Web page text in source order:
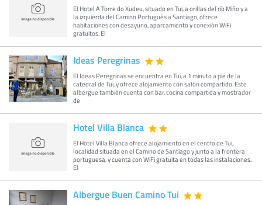
El Hotel A Torre do Xudeu, situado en Tui, a orillas del río Miño y a
la izquierda del Camino Portugués a Santiago, ofrece
habitaciones con desayuno, aparcamiento y conexión WiFi
gratuitos. El
Ideas Peregrinas
El Ideas Peregrinas se encuentra en Tui, a 1 minuto a pie de la
catedral de Tui, y ofrece alojamiento con salón compartido. Este
albergue también cuenta con bar, cocina compartida y mostrador
de
Hotel Villa Blanca
El Hotel Villa Blanca ofrece alojamiento en el centro de Tui,
localidad situada en el Camino de Santiago y junto a la frontera
portuguesa, y cuenta con WiFi gratuita en todas las instalaciones.
El
Albergue Buen Camino Tui